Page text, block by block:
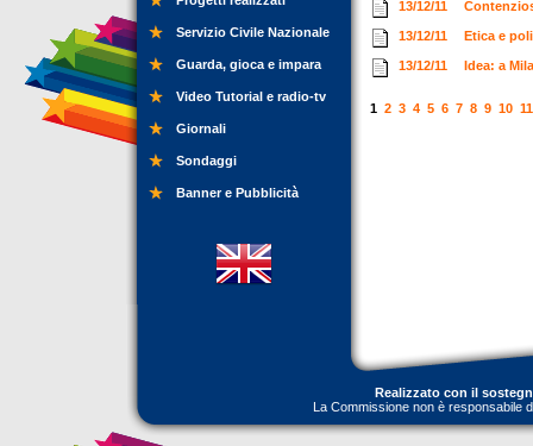
Servizio Civile Nazionale
Guarda, gioca e impara
Video Tutorial e radio-tv
Giornali
Sondaggi
Banner e Pubblicità
13/12/11
13/12/11 Etica e
13/12/11 Idea: a
1 2 3 4 5 6 7 8 9 10 11
Realizzato con il
La Commissione non è responsabile